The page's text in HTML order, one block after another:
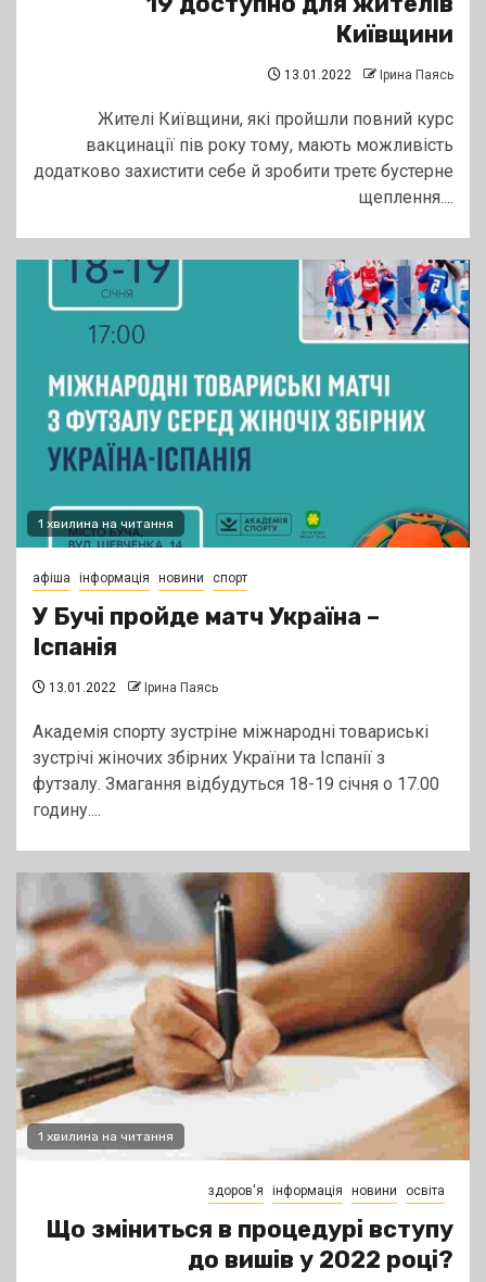
Київщини
13.01.2022 Ірина Паясь
Жителі Київщини, які пройшли повний курс
вакцинації пів року тому, мають можливість
додатково захистити себе й зробити третє бустерне
щеплення....
1 хвилина на читання
афіша інформація новини спорт
У Бучі пройде матч Україна –
Іспанія
13.01.2022 Ірина Паясь
Академія спорту зустріне міжнародні товариські
зустрічі жіночих збірних України та Іспанії з
футзалу. Змагання відбудуться 18-19 січня о 17.00
годину....
1 хвилина на читання
здоров'я інформація новини освіта
Що зміниться в процедурі вступу
до вишів у 2022 році?